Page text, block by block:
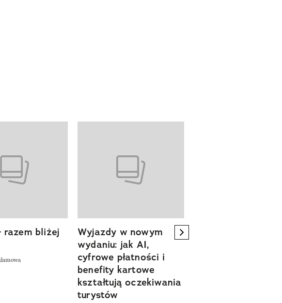
razem bliżej
Wyjazdy w nowym
wydaniu: jak AI,
cyfrowe płatności i
benefity kartowe
kształtują oczekiwania
turystów
next element